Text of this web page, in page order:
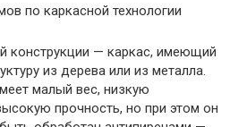
конструкции — каркас, имеющий
из дерева или из металла.
малый вес, низкую
прочность, но при этом он